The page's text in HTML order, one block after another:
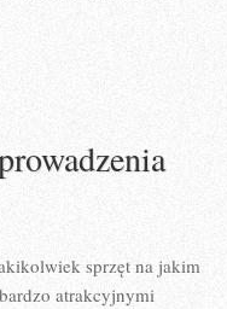
sprzęt na jakim
atrakcyjnymi